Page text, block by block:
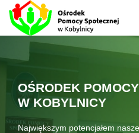
OŚRODEK
W KOBYLNICY
Największym potencjałem